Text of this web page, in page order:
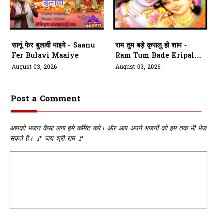
सानूं फेर बुलावी माइये - Saanu
Fer Bulavi Maaiye
August 03, 2026
राम तुम बड़े कृपालु हो शाम -
Ram Tum Bade Kripalu
Ho Shaam
August 03, 2026
Post a Comment
आपको भजन कैसा लगा हमे कॉमेंट करे। और आप अपने भजनों को हम तक भी भेज
सकते है। 🚩 जय श्री राम 🚩